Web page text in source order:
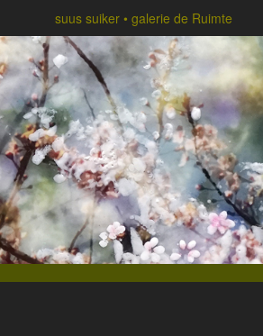
suus suiker galerie de Ruimte